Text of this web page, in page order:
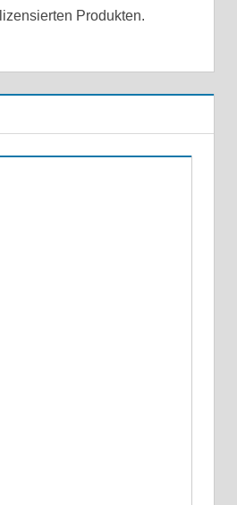
Produkten.